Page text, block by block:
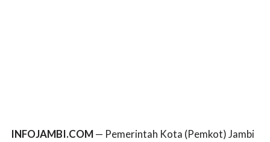
INFOJAMBI.COM— Pemerintah Kota (Pemkot) Jambi